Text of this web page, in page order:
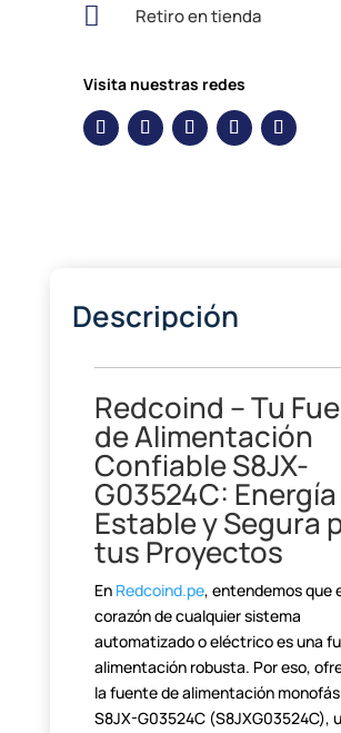
 Retiro en tienda
Visita nuestras redes
Descripción
Redcoind – Tu
deAlimentación
Confiable S8JX-
G03524C: Energía
Estable y Segura
tusProyectos
En Redcoind.pe, entendemos que
corazónde cualquier sistema
automatizado o eléctrico es una
alimentaciónrobusta. Por eso,
la fuente de alimentación
S8JX-G03524C(S8JXG03524C),